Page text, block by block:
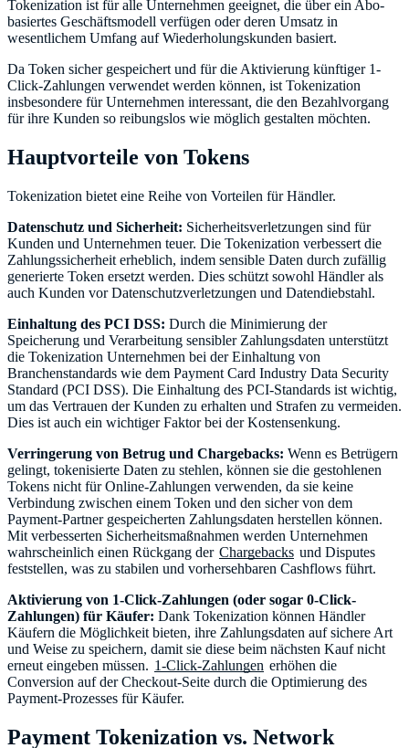
Tokenization ist für alle Unternehmen geeignet, die über ein Abo-
basiertes Geschäftsmodell verfügen oder deren Umsatz in
wesentlichem Umfang auf Wiederholungskunden basiert.
Da Token sicher gespeichert und für die Aktivierung künftiger 1-
Click-Zahlungen verwendet werden können, ist Tokenization
insbesondere für Unternehmen interessant, die den Bezahlvorgang
für ihre Kunden so reibungslos wie möglich gestalten möchten.
Hauptvorteile von Tokens
Tokenization bietet eine Reihe von Vorteilen für Händler.
Datenschutz und Sicherheit: Sicherheitsverletzungen sind für
Kunden und Unternehmen teuer. Die Tokenization verbessert die
Zahlungssicherheit erheblich, indem sensible Daten durch zufällig
generierte Token ersetzt werden. Dies schützt sowohl Händler als
auch Kunden vor Datenschutzverletzungen und Datendiebstahl.
Einhaltung des PCI DSS: Durch die Minimierung der
Speicherung und Verarbeitung sensibler Zahlungsdaten unterstützt
die Tokenization Unternehmen bei der Einhaltung von
Branchenstandards wie dem Payment Card Industry Data Security
Standard (PCI DSS). Die Einhaltung des PCI-Standards ist wichtig,
um das Vertrauen der Kunden zu erhalten und Strafen zu vermeiden.
Dies ist auch ein wichtiger Faktor bei der Kostensenkung.
Verringerung von Betrug und Chargebacks: Wenn es Betrügern
gelingt, tokenisierte Daten zu stehlen, können sie die gestohlenen
Tokens nicht für Online-Zahlungen verwenden, da sie keine
Verbindung zwischen einem Token und den sicher von dem
Payment-Partner gespeicherten Zahlungsdaten herstellen können.
Mit verbesserten Sicherheitsmaßnahmen werden Unternehmen
wahrscheinlich einen Rückgang der Chargebacks und Disputes
feststellen, was zu stabilen und vorhersehbaren Cashflows führt.
Aktivierung von 1-Click-Zahlungen (oder sogar 0-Click-
Zahlungen) für Käufer: Dank Tokenization können Händler
Käufern die Möglichkeit bieten, ihre Zahlungsdaten auf sichere Art
und Weise zu speichern, damit sie diese beim nächsten Kauf nicht
erneut eingeben müssen. 1-Click-Zahlungen erhöhen die
Conversion auf der Checkout-Seite durch die Optimierung des
Payment-Prozesses für Käufer.
Payment Tokenization vs. Network